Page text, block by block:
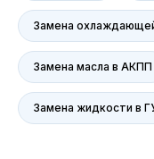
Замена
Замена масла в АКПП
Замена жидкости в
решим все ваши
вниманием к
Если у вас есть
предложения, мы
помочь. Ваше
главная ценность.